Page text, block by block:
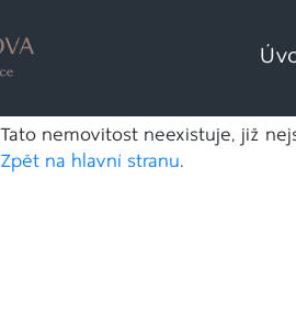
Tato nemovitost neexistuje, již
Zpět na hlavní stranu.